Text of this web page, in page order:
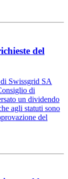
del
Swissgrid SA
di
un dividendo
agli statuti sono
del